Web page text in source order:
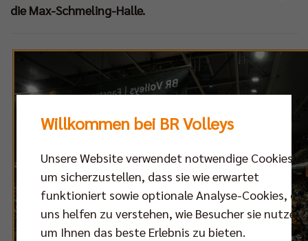
die Max-Schmeling-Halle.
Willkommen bei BR Volleys
Unsere Website verwendet notwendige Cookies,
um sicherzustellen, dass sie wie erwartet
funktioniert sowie optionale Analyse-Cookies, die
uns helfen zu verstehen, wie Besucher sie nutzen,
um Ihnen das beste Erlebnis zu bieten.